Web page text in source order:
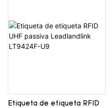
Etiqueta de etiqueta RFID